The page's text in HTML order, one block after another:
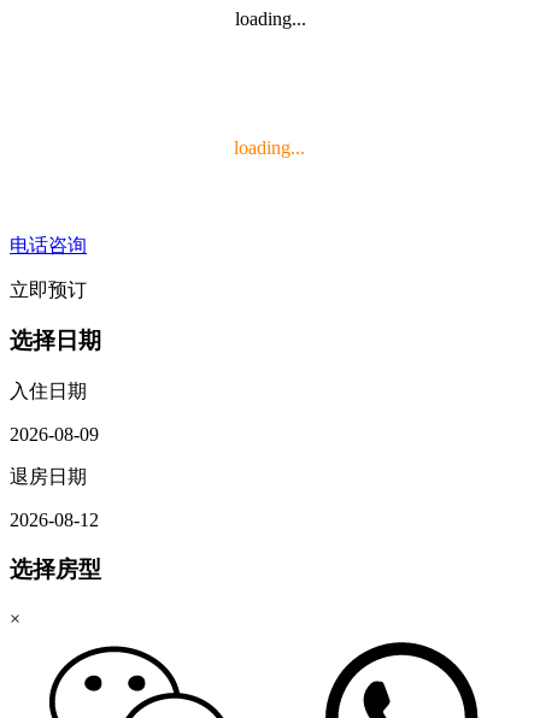
loading...
loading...
电话咨询
立即预订
选择日期
入住日期
2026-08-09
退房日期
2026-08-12
选择房型
×